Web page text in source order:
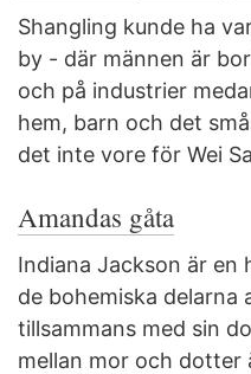
Shangling kunde ha
by - där männen är
och på industrier
hem, barn och det
det inte vore för Wei
Amandas gåta
Indiana Jackson är en
de bohemiska delarna
tillsammans med sin
mellan mor och